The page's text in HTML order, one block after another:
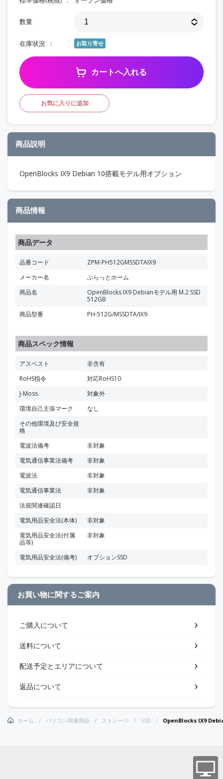
数量
在庫状況 お取り寄せ
カートへ入れる
お気に入りに追加
商品説明
OpenBlocks IX9 Debian 10搭載モデル用オプション
商品情報
商品データ
品番コード
ZPM-PH512GMSSDTAIX9
メーカー名
ぷらっとホーム
商品名
OpenBlocks IX9 Debianモデル用 M.2 SSD
512GB
商品型番
PH-512G/MSSDTA/IX9
商品スペック情報
アスベスト
非含有
RoHS指令
対応RoHS10
J-Moss
対象外
環境自己主張マーク
なし
その他環境及び安全規
格
電波法備考
非対象
電気通信事業法備考
非対象
電波法
非対象
電気通信事業法
非対象
法規関連確認日
電気用品安全法(本体)
非対象
電気用品安全法(付属
品等)
非対象
電気用品安全法(備考) オプションSSD
お買い物に関するご案内
ご購入について
送料について
配送予定とエリアについて
返品について
ホーム パソコン関連用品 ストレージ SSD OpenBlocks IX9